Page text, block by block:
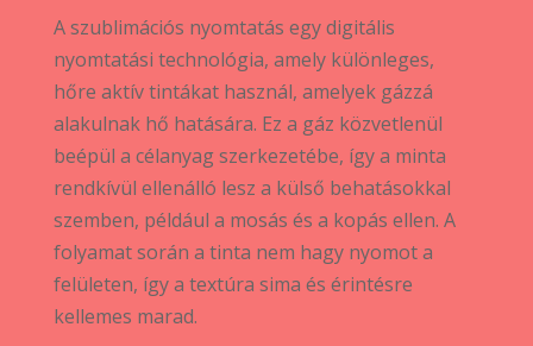
A szublimációs nyomtatás egy digitális
nyomtatási technológia, amely különleges,
hőre aktív tintákat használ, amelyek gázzá
alakulnak hő hatására. Ez a gáz közvetlenül
beépül a célanyag szerkezetébe, így a minta
rendkívül ellenálló lesz a külső behatásokkal
szemben, például a mosás és a kopás ellen. A
folyamat során a tinta nem hagy nyomot a
felületen, így a textúra sima és érintésre
kellemes marad.